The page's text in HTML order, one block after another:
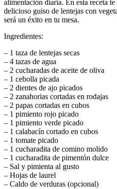
alimentación diaria. En esta receta te
delicioso guiso de lentejas con
será un éxito en tu mesa.
Ingredientes:
– 1 taza de lentejas secas
– 4 tazas de agua
– 2 cucharadas de aceite de oliva
– 1 cebolla picada
– 2 dientes de ajo picados
– 2 zanahorias cortadas en rodajas
– 2 papas cortadas en cubos
– 1 pimiento rojo picado
– 1 pimiento verde picado
– 1 calabacín cortado en cubos
– 1 tomate picado
– 1 cucharadita de comino molido
– 1 cucharadita de pimentón dulce
– Sal y pimienta al gusto
– Hojas de laurel
– Caldo de verduras (opcional)